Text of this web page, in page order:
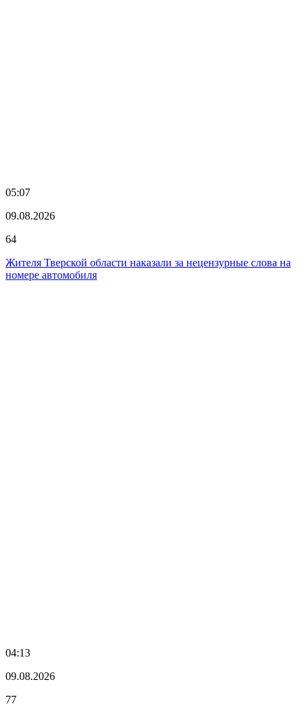
05:07
09.08.2026
64
Жителя Тверской области наказали за нецензурные слова на
номере автомобиля
04:13
09.08.2026
77